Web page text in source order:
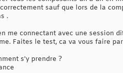
sauf que lors de la
.
me connectant avec une session
Faites le test, ca va vous faire
s'y prendre ?